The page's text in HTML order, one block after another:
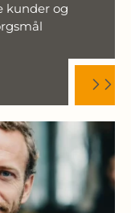
kunder og